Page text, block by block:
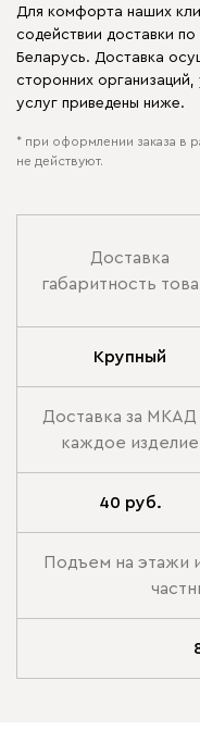
Для комфорта наших
содействии доставки
Беларусь. Доставка
сторонних
услуг приведены ниже.
* при оформлении заказа в
не действуют.
Доставка
габаритность
Крупный
Доставка за МКАД
каждое изделие
40 руб.
Подъем на этажи